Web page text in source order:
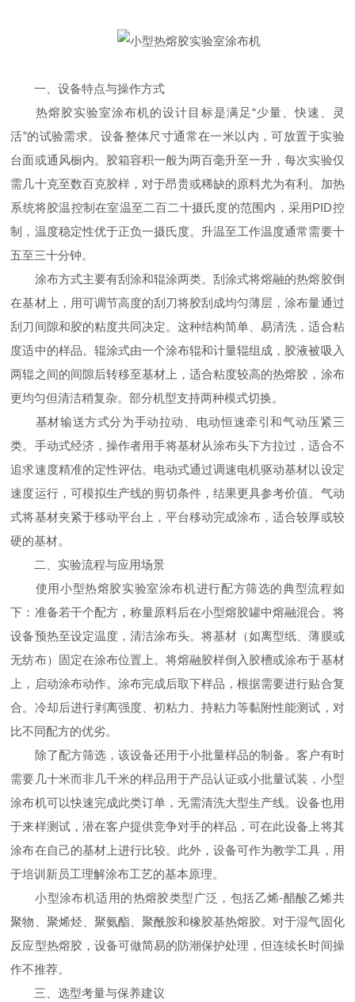
一、设备特点与操作方式
热熔胶实验室涂布机的设计目标是满足“少量、快速、灵
活”的试验需求。设备整体尺寸通常在一米以内，可放置于实验
台面或通风橱内。胶箱容积一般为两百毫升至一升，每次实验仅
需几十克至数百克胶样，对于昂贵或稀缺的原料尤为有利。加热
系统将胶温控制在室温至二百二十摄氏度的范围内，采用PID控
制，温度稳定性优于正负一摄氏度。升温至工作温度通常需要十
五至三十分钟。
涂布方式主要有刮涂和辊涂两类。刮涂式将熔融的热熔胶倒
在基材上，用可调节高度的刮刀将胶刮成均匀薄层，涂布量通过
刮刀间隙和胶的粘度共同决定。这种结构简单、易清洗，适合粘
度适中的样品。辊涂式由一个涂布辊和计量辊组成，胶液被吸入
两辊之间的间隙后转移至基材上，适合粘度较高的热熔胶，涂布
更均匀但清洁稍复杂。部分机型支持两种模式切换。
基材输送方式分为手动拉动、电动恒速牵引和气动压紧三
类。手动式经济，操作者用手将基材从涂布头下方拉过，适合不
追求速度精准的定性评估。电动式通过调速电机驱动基材以设定
速度运行，可模拟生产线的剪切条件，结果更具参考价值。气动
式将基材夹紧于移动平台上，平台移动完成涂布，适合较厚或较
硬的基材。
二、实验流程与应用场景
使用小型热熔胶实验室涂布机进行配方筛选的典型流程如
下：准备若干个配方，称量原料后在小型熔胶罐中熔融混合。将
设备预热至设定温度，清洁涂布头。将基材（如离型纸、薄膜或
无纺布）固定在涂布位置上。将熔融胶样倒入胶槽或涂布于基材
上，启动涂布动作。涂布完成后取下样品，根据需要进行贴合复
合。冷却后进行剥离强度、初粘力、持粘力等黏附性能测试，对
比不同配方的优劣。
除了配方筛选，该设备还用于小批量样品的制备。客户有时
需要几十米而非几千米的样品用于产品认证或小批量试装，小型
涂布机可以快速完成此类订单，无需清洗大型生产线。设备也用
于来样测试，潜在客户提供竞争对手的样品，可在此设备上将其
涂布在自己的基材上进行比较。此外，设备可作为教学工具，用
于培训新员工理解涂布工艺的基本原理。
小型涂布机适用的热熔胶类型广泛，包括乙烯-醋酸乙烯共
聚物、聚烯烃、聚氨酯、聚酰胺和橡胶基热熔胶。对于湿气固化
反应型热熔胶，设备可做简易的防潮保护处理，但连续长时间操
作不推荐。
三、选型考量与保养建议